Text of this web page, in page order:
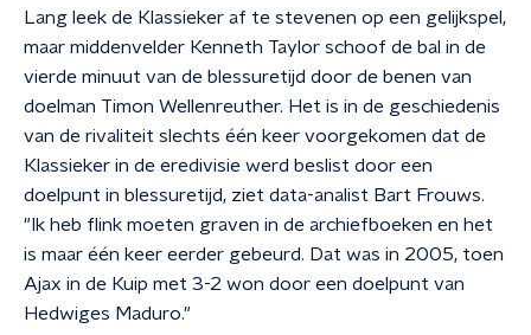
Lang leek de Klassieker af te stevenen op een gelijkspel,
maar middenvelder Kenneth Taylor schoof de bal in de
vierde minuut van de blessuretijd door de benen van
doelman Timon Wellenreuther. Het is in de geschiedenis
van de rivaliteit slechts één keer voorgekomen dat de
Klassieker in de eredivisie werd beslist door een
doelpunt in blessuretijd, ziet data-analist Bart Frouws.
"Ik heb flink moeten graven in de archiefboeken en het
is maar één keer eerder gebeurd. Dat was in 2005, toen
Ajax in de Kuip met 3-2 won door een doelpunt van
Hedwiges Maduro."